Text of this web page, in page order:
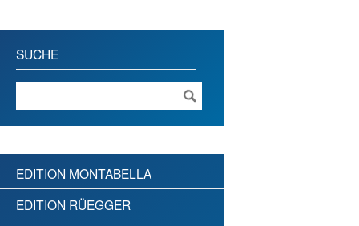
SUCHE
EDITION MONTABELLA
EDITION RÜEGGER